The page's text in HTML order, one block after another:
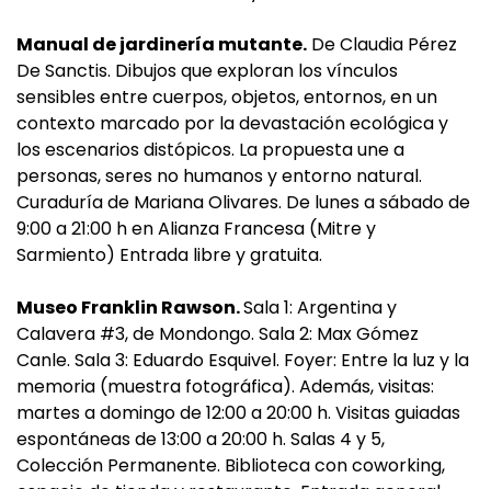
Manual de jardinería mutante. De Claudia Pérez
De Sanctis. Dibujos que exploran los vínculos
sensibles entre cuerpos, objetos, entornos, en un
contexto marcado por la devastación ecológica y
los escenarios distópicos. La propuesta une a
personas, seres no humanos y entorno natural.
Curaduría de Mariana Olivares. De lunes a sábado de
9:00 a 21:00 h en Alianza Francesa (Mitre y
Sarmiento) Entrada libre y gratuita.
Museo Franklin Rawson.Sala 1: Argentina y
Calavera #3, de Mondongo. Sala 2: Max Gómez
Canle. Sala 3: Eduardo Esquivel. Foyer: Entre la luz y la
memoria (muestra fotográfica). Además, visitas:
martes a domingo de 12:00 a 20:00 h. Visitas guiadas
espontáneas de 13:00 a 20:00 h. Salas 4 y 5,
Colección Permanente. Biblioteca con coworking,